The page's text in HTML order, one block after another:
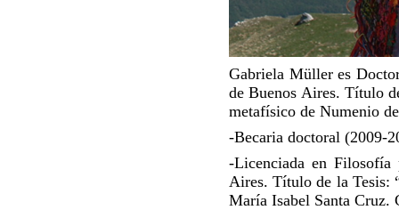
Gabriela Müller es
de Buenos Aires. Título
metafísico de Numenio
-Becaria doctoral (2009-
-Licenciada en
Aires.Título de la Tesis:
María Isabel Santa Cruz.